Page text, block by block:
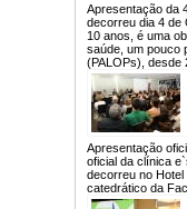
Apresentação da
decorreu dia 4 de
10 anos, é uma
saúde, um pouco
(PALOPs), desde
Apresentação
oficial da clínica
decorreu no
catedrático da